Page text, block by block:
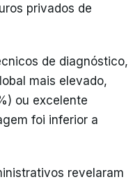
privados de
de diagnóstico,
mais elevado,
ou excelente
foi inferior a
revelaram